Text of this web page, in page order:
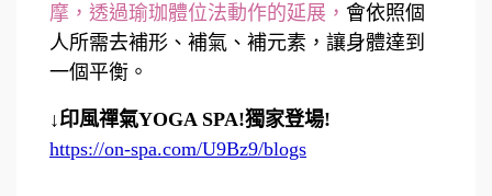
摩，透過瑜珈體位法動作的延展， 會依照個
人所需去補形、補氣、補元素，讓身體達到
一個平衡。
↓印風禪氣YOGA SPA!獨家登場!
https://on-spa.com/U9Bz9/blogs